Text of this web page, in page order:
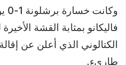
فاليكانو بمثابة القشة
الكتالوني الذي أعلن عن
طاريء.